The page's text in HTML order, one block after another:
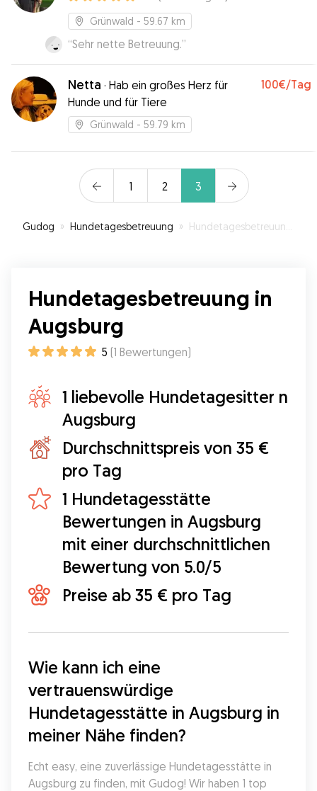
Grünwald - 59.67 km
“Sehr nette Betreuung.”
Netta · Hab ein großes Herz für
Hunde und für Tiere
100€/Tag
Grünwald - 59.79 km
1 2 3
Gudog » Hundetagesbetreuung » Hundetagesbetreuung in Augsburg
Hundetagesbetreuung in
Augsburg
5 (1 Bewertungen)
1 liebevolle Hundetagesitter n
Augsburg
Durchschnittspreis von 35 €
pro Tag
1 Hundetagesstätte
Bewertungen in Augsburg
mit einer durchschnittlichen
Bewertung von 5.0/5
Preise ab 35 € pro Tag
Wie kann ich eine
vertrauenswürdige
Hundetagesstätte in Augsburg in
meiner Nähe finden?
Echt easy, eine zuverlässige Hundetagesstätte in
Augsburg zu finden, mit Gudog! Wir haben 1 top